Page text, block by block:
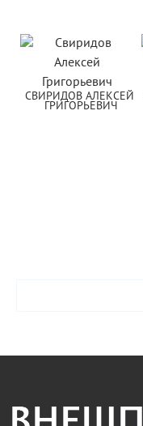
СВИРИДОВ АЛЕКСЕЙ
ГРИГОРЬЕВИЧ